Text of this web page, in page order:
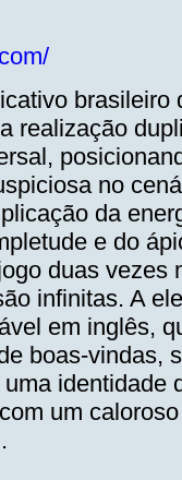
brasileiro
realização
no
da
e do
duas vezes
infinitas. A
em inglês,
boas-vindas,
identidade
um